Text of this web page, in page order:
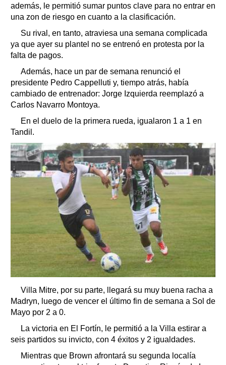
además, le permitió sumar puntos clave para no entrar en
una zon de riesgo en cuanto a la clasificación.
Su rival, en tanto, atraviesa una semana complicada
ya que ayer su plantel no se entrenó en protesta por la
falta de pagos.
Además, hace un par de semana renunció el
presidente Pedro Cappelluti y, tiempo atrás, había
cambiado de entrenador: Jorge Izquierda reemplazó a
Carlos Navarro Montoya.
En el duelo de la primera rueda, igualaron 1 a 1 en
Tandil.
Villa Mitre, por su parte, llegará su muy buena racha a
Madryn, luego de vencer el último fin de semana a Sol de
Mayo por 2 a 0.
La victoria en El Fortín, le permitió a la Villa estirar a
seis partidos su invicto, con 4 éxitos y 2 igualdades.
Mientras que Brown afrontará su segunda localía